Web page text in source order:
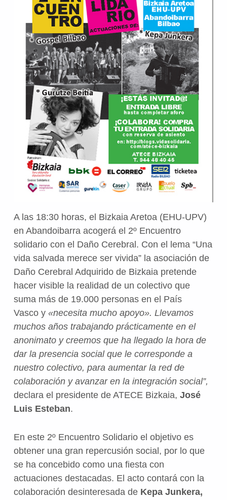
A las 18:30 horas, el Bizkaia Aretoa (EHU-UPV)
en Abandoibarra acogerá el 2º Encuentro
solidario con el Daño Cerebral. Con el lema “Una
vida salvada merece ser vivida” la asociación de
Daño Cerebral Adquirido de Bizkaia pretende
hacer visible la realidad de un colectivo que
suma más de 19.000 personas en el País
Vasco y «necesita mucho apoyo». Llevamos
muchos años trabajando prácticamente en el
anonimato y creemos que ha llegado la hora de
dar la presencia social que le corresponde a
nuestro colectivo, para aumentar la red de
colaboración y avanzar en la integración social”,
declara el presidente de ATECE Bizkaia, José
Luis Esteban.
En este 2º Encuentro Solidario el objetivo es
obtener una gran repercusión social, por lo que
se ha concebido como una fiesta con
actuaciones destacadas. El acto contará con la
colaboración desinteresada de Kepa Junkera,